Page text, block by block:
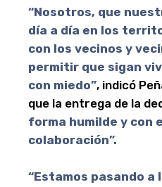
“Nosotros, que
día a día en los
con los vecinos y
permitir que sigan
con miedo”, indicó
que la entrega de la
forma humilde y con
colaboración”.
“Estamos pasando a